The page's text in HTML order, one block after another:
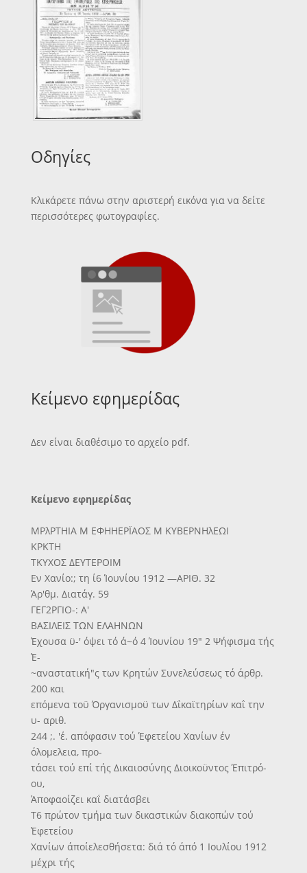
Οδηγίες
Κλικάρετε πάνω στην αριστερή εικόνα για να δείτε
περισσότερες φωτογραφίες.
Κείμενο εφημερίδας
Δεν είναι διαθέσιμο το αρχείο pdf.
Κείμενο εφημερίδας
ΜΡλΡΤΗΙΑ Μ ΕΦΗΗΕΡΪΑΟΣ Μ ΚΥΒΕΡΝΗλΕΩΙ
ΚΡΚΤΗ
ΤΚΥΧΟΣ ΔΕΥΤΕΡΟΙΜ
Εν Χανίο:; τη ί6 Ίουνίου 1912 —ΑΡΙΘ. 32
Άρ'θμ. Διατάγ. 59
ΓΕΓ2ΡΓΙΟ-: Α'
ΒΑΣΙΛΕΙΣ ΤΩΝ ΕΛΑΗΝΩΝ
Έχουσα ϋ-' όψει τό ά~ό 4 Ίουνίου 19" 2 Ψήφισμα τής
Έ-
~αναστατική"ς των Κρητών Συνελεύσεως τό άρθρ.
200 και
επόμενα τοϋ Όργανισμοϋ των Δΐκαϊτηρίων καΐ την
υ- αριθ.
244 ;. 'έ. απόφασιν τού Έφετείου Χανίων έν
όλομελεια, προ-
τάσει τού επί τής Δικαιοσύνης Διοικοϋντος Έπιτρό-
ου,
Άποφαοίζει καΐ διατάσβει
Τ6 πρώτον τμήμα των δικαστικών διακοπών τού
Έφετείου
Χανίων άποίελεσθήσετα: διά τό άπό 1 Ιουλίου 1912
μέχρι τής